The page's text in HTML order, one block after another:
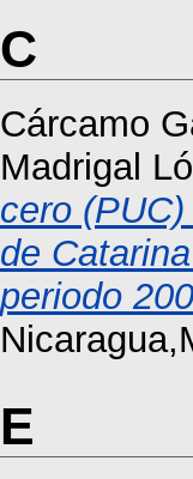
C
Cárcamo
Madrigal
cero
de
periodo
E